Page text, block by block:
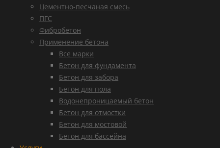
Цементно-песчаная смесь
ПГС
Фибробетон
Применение бетона
Все марки
Бетон для фундамента
Бетон для забора
Бетон для пола
Водонепроницаемый бетон
Бетон для отмостки
Бетон для мостовой
Бетон для бассейна